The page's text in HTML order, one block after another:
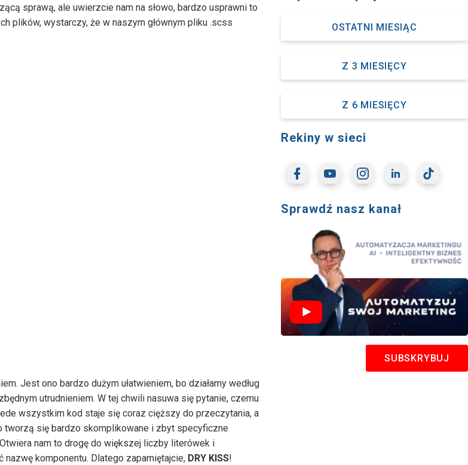
sprawą, ale uwierzcie nam na słowo, bardzo usprawni to
plików, wystarczy, że w naszym głównym pliku .scss
Jest ono bardzo dużym ułatwieniem, bo działamy według
utrudnieniem. W tej chwili nasuwa się pytanie, czemu
wszystkim kod staje się coraz cięższy do przeczytania, a
tworzą się bardzo skomplikowane i zbyt specyficzne
nam to drogę do większej liczby literówek i
komponentu. Dlatego zapamiętajcie, DRY KISS!
OSTATNI MIESIĄC
Z 3 MIESIĘCY
Z 6 MIESIĘCY
Rekiny w sieci
Sprawdź nasz kanał
SUBSKRYBUJ